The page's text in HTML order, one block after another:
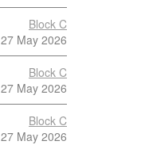
Block C
27 May 2026
Block C
27 May 2026
Block C
27 May 2026